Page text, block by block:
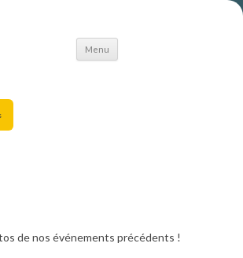
Menu
Aller
de nos événements précédents !